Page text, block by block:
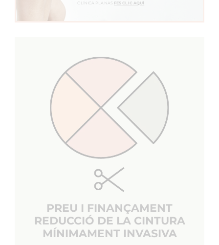
CLÍNICA PLANAS FES CLIC AQUÍ
PREU I FINANÇAMENT
REDUCCIÓ DE LA CINTURA
MÍNIMAMENT INVASIVA